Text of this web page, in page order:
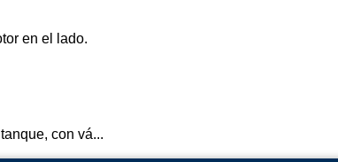
en el lado.
con vá...